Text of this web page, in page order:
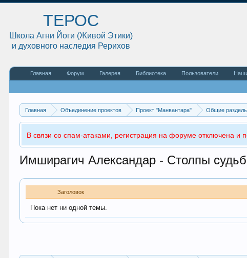
Главная Объединение проектов Проект "Манвантара" Общие
В связи со спам-атаками, регистрация на форуме отключена и
Имширагич Александар - Столпы
Заголовок
Пока нет ни одной темы.
ТЕРОС
Школа Агни Йоги (Живой Этики)
и духовного наследия Рерихов
Главная Форум Галерея Библиотека Пользователи